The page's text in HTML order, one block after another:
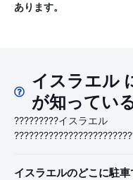
あります。
イスラエル
が知ってい
?????????イスラエル
イスラエルのどこに駐